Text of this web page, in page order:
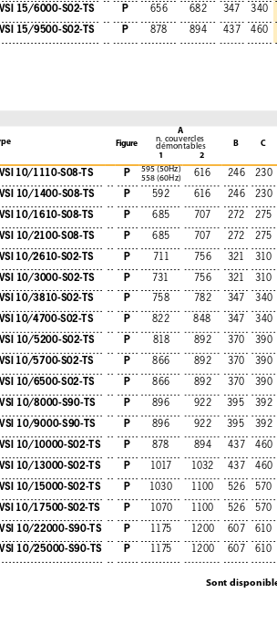
10/1110-S08-TS P
595 (50Hz)
558 (60Hz)
616 246
230
10/1400-S08-TS P 592 616 246
230
10/1610-S08-TS P 685 707 272
275
10/2100-S08-TS P 685 707 272
275
10/2610-S02-TS P 711 756 321
310
10/3000-S02-TS P 731 756 321
310
10/3810-S02-TS P 758 782 347
340
10/4700-S02-TS P 822 848 347
340
10/5200-S02-TS P 818 892 370
390
10/5700-S02-TS P 866 892 370
390
10/6500-S02-TS P 866 892 370
390
10/8000-S90-TS P 896 922 395
392
10/9000-S90-TS P 896 922 395
392
10/10000-S02-TS P 878 894 437
460
10/13000-S02-TS P 1017 1032 437
460
10/15000-S02-TS P 1030 1100 526
570
10/17500-S02-TS P 1070 1100 526
570
10/22000-S90-TS P 1175 1200 607
610
10/25000-S90-TS P 1175 1200 607 610
15/6000-S02-TS P 656 682 347
340
15/9500-S02-TS P 878 894 437 460
Sont
A
n. couvercles
démontables
Figure B
C
1
2